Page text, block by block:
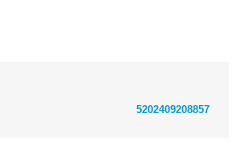
5202409208857